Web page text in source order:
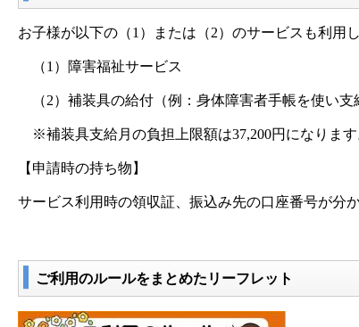
お子様が以下の（1）または（2）のサービスも利用
（1）障害福祉サービス
（2）補装具の給付（例：身体障害者手帳を使い支
※補装具支給月の負担上限額は37,200円になります
【申請時の持ち物】
サービス利用時の領収証、振込み先の口座番号が分
ご利用のルールをまとめたリーフレット